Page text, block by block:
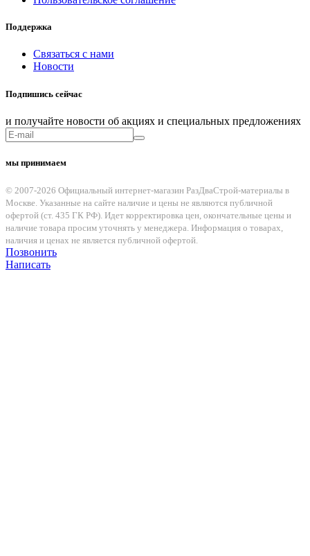
Поддержка
Связаться с нами
Новости
Подпишись сейчас
и получайте новости об акциях и специальных предложениях
мы принимаем
© 2007-2026 Официальный интернет-магазин РазДваСтрой-материалы в
Москве. Указанные на сайте наличие и цены не являются публичной
офертой (ст. 435 ГК РФ). Идет корректировка цен, окончательные цены и
наличие товара просим уточнять у менеджера. Информация о товарах,
наличия и ценах не является публичной офертой.
Позвонить
Написать